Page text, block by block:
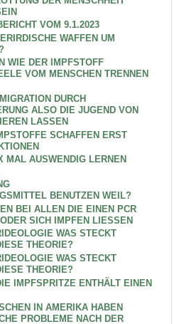
VOM 9.1.2023
WAFFEN UM
WIE DER IMPFSTOFF
VOM MENSCHEN TRENNEN
DURCH
ALSO DIE JUGEND VON
LASSEN
SCHAFFEN ERST
MAL AUSWENDIG LERNEN
BENUTZEN WEIL?
BEI ALLEN DIE EINEN PCR
SICH IMPFEN LIESSEN
WAS STECKT
THEORIE?
WAS STECKT
THEORIE?
IMPFSPRITZE ENTHÄLT EINEN
IN AMERIKA HABEN
PROBLEME NACH DER